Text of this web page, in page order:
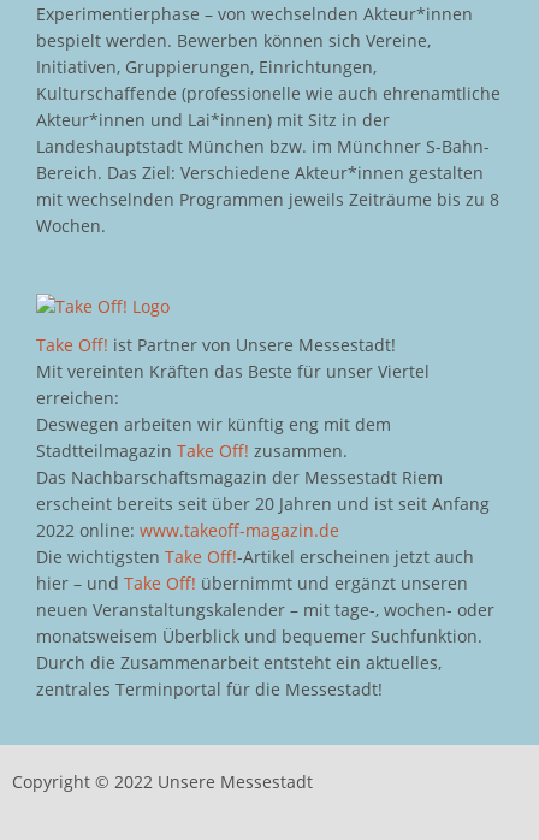
Experimentierphase – von wechselnden Akteur*innen
bespielt werden. Bewerben können sich Vereine,
Initiativen, Gruppierungen, Einrichtungen,
Kulturschaffende (professionelle wie auch ehrenamtliche
Akteur*innen und Lai*innen) mit Sitz in der
Landeshauptstadt München bzw. im Münchner S-Bahn-
Bereich. Das Ziel: Verschiedene Akteur*innen gestalten
mit wechselnden Programmen jeweils Zeiträume bis zu 8
Wochen.
Take Off! ist Partner von Unsere Messestadt!
Mit vereinten Kräften das Beste für unser Viertel
erreichen:
Deswegen arbeiten wir künftig eng mit dem
Stadtteilmagazin Take Off! zusammen.
Das Nachbarschaftsmagazin der Messestadt Riem
erscheint bereits seit über 20 Jahren und ist seit Anfang
2022 online: www.takeoff-magazin.de
Die wichtigsten Take Off!-Artikel erscheinen jetzt auch
hier – und Take Off! übernimmt und ergänzt unseren
neuen Veranstaltungskalender – mit tage-, wochen- oder
monatsweisem Überblick und bequemer Suchfunktion.
Durch die Zusammenarbeit entsteht ein aktuelles,
zentrales Terminportal für die Messestadt!
Copyright © 2022 Unsere Messestadt